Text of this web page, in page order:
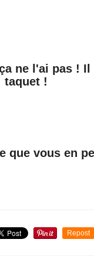
ne l'ai pas !
taquet !
que vous en
Repost